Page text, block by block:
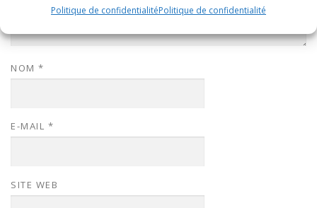
Politique de confidentialitéPolitique de confidentialité
NOM *
E-MAIL *
SITE WEB